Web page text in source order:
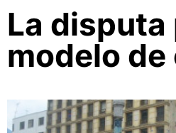
La disputa
modelo